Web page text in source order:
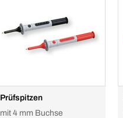
Prüfspitzen
mit 4 mm Buchse